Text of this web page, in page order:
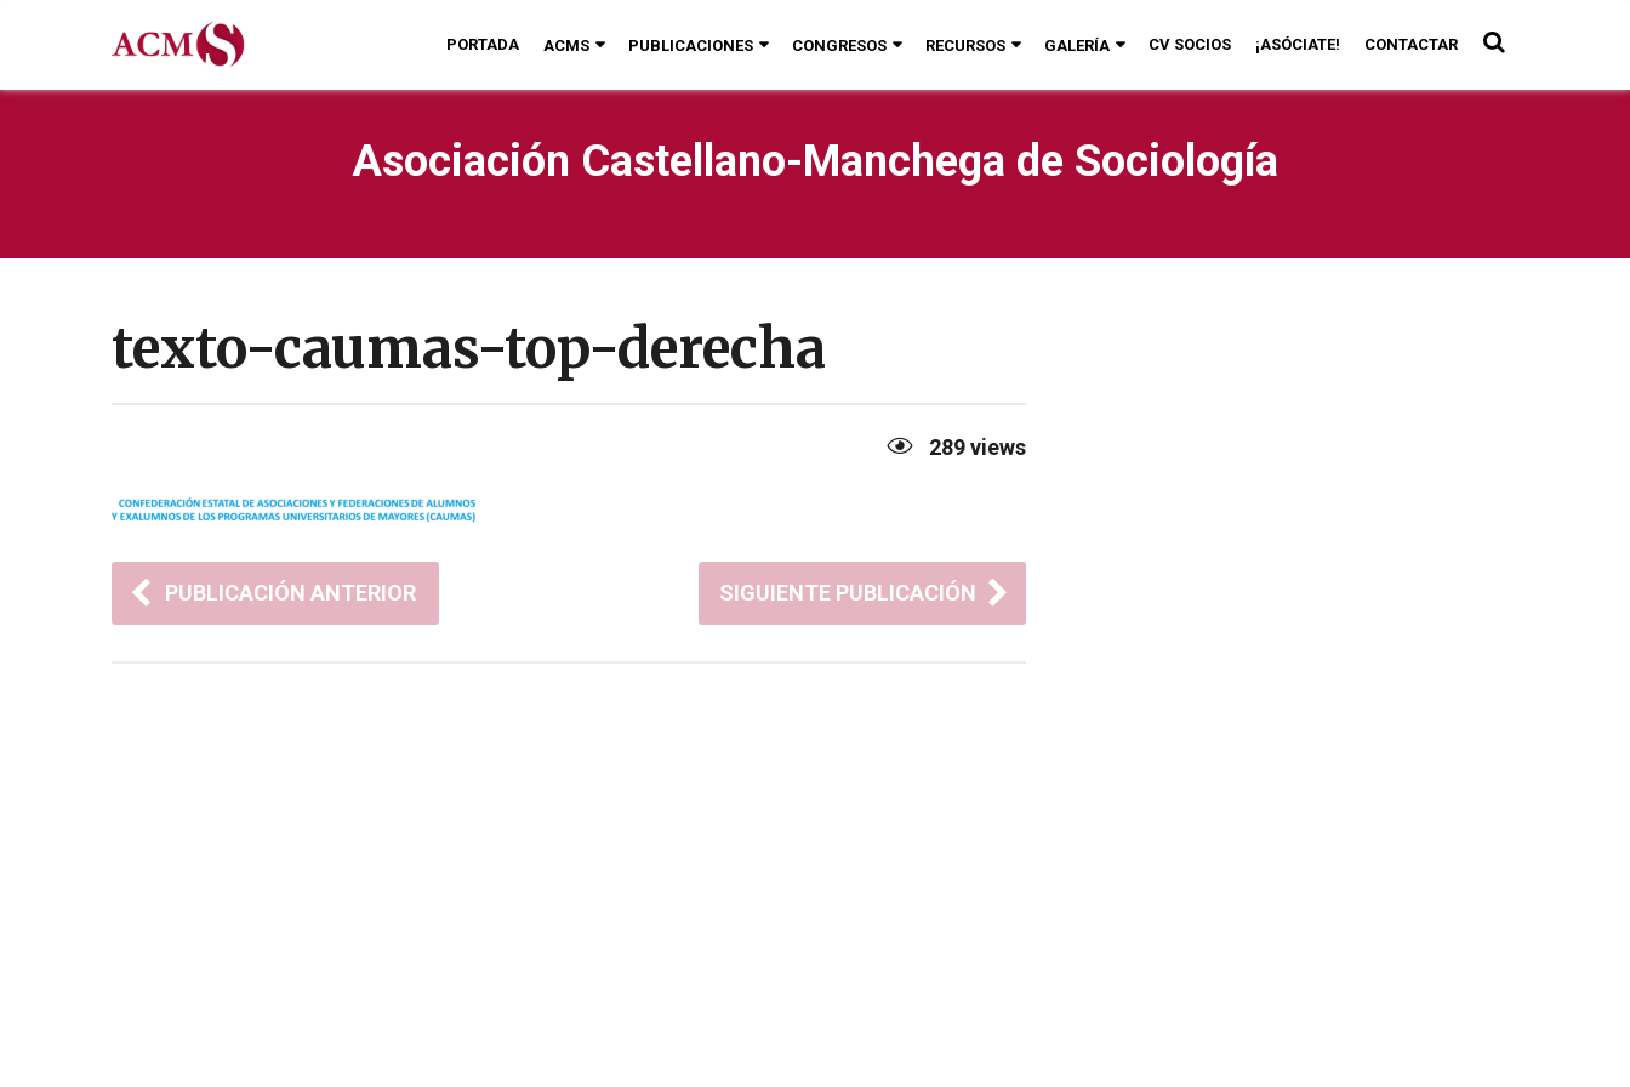
PORTADA ACMS PUBLICACIONES CONGRESOS RECURSOS GALERÍA CV SOCIOS ¡ASÓCIATE! CONTACTAR
Asociación Castellano-Manchega de Sociología
texto-caumas-top-derecha
289views
PUBLICACIÓN ANTERIOR SIGUIENTE PUBLICACIÓN